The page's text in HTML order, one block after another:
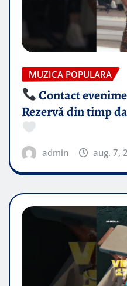
MUZICA POPULARA
Contact
Rezervă din timp
admin aug. 7,